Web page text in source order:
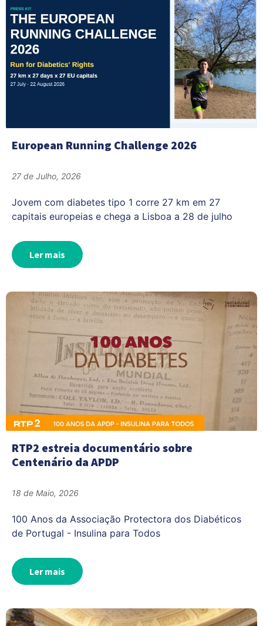
European Running Challenge 2026
27 de Julho, 2026
Jovem com diabetes tipo 1 corre 27 km em 27
capitais europeias e chega a Lisboa a 28 de julho
Ler mais
RTP2 estreia documentário sobre
Centenário da APDP
18 de Maio, 2026
100 Anos da Associação Protectora dos Diabéticos
de Portugal - Insulina para Todos
Ler mais